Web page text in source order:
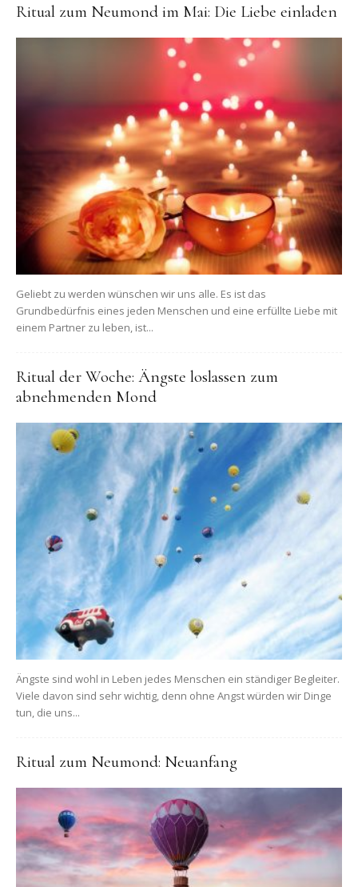
Ritual zum Neumond im Mai: Die Liebe einladen
Geliebt zu werden wünschen wir uns alle. Es ist das
Grundbedürfnis eines jeden Menschen und eine erfüllte Liebe mit
einem Partner zu leben, ist...
Ritual der Woche: Ängste loslassen zum
abnehmenden Mond
Ängste sind wohl in Leben jedes Menschen ein ständiger Begleiter.
Viele davon sind sehr wichtig, denn ohne Angst würden wir Dinge
tun, die uns...
Ritual zum Neumond: Neuanfang